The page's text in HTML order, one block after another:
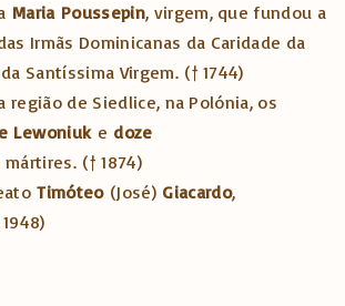
Maria Poussepin, virgem, que fundou a
Irmãs Dominicanas da Caridade da
Santíssima Virgem. († 1744)
região de Siedlice, na Polónia, os
Lewoniuke doze
mártires. († 1874)
Timóteo(José) Giacardo,
1948)